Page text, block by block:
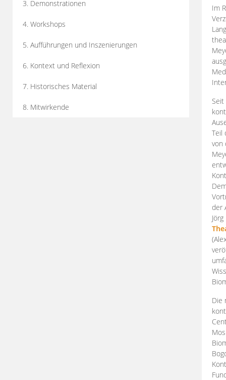
3. Demonstrationen
4. Workshops
5. Aufführungen und Inszenierungen
6. Kontext und Reflexion
7. Historisches Material
8. Mitwirkende
Im
Teil
von
der
Die